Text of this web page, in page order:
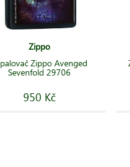
Zippo
Zippo Avenged
Sevenfold 29706
950 Kč